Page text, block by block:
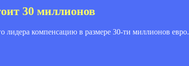
30 миллионов
лидера компенсацию в размере 30-ти миллионов евро.